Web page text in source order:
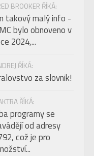
BROOKER ŘÍKÁ:
takový malý info -
bylo obnoveno v
2024,...
ŘÍKÁ:
za slovnik!
ŘÍKÁ:
programy se
od adresy
což je pro